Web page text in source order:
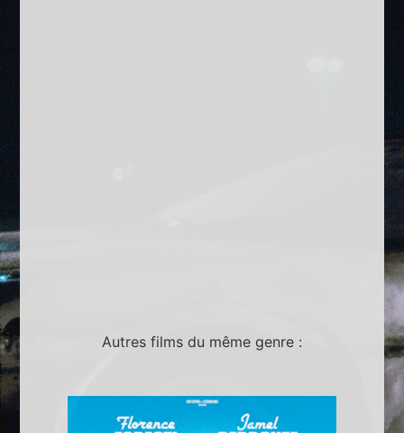
Autres films du même genre :